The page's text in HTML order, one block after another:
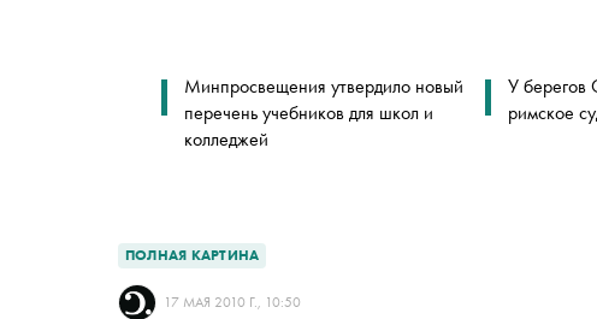
Минпросвещения утвердило новый
перечень учебников для школ и
колледжей
У берегов
римское
ПОЛНАЯ КАРТИНА
17 МАЯ 2010 Г., 10:50